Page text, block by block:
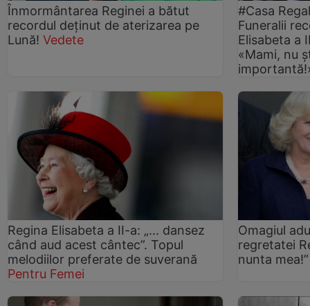
Înmormântarea Reginei a bătut
recordul deținut de aterizarea pe
Lună! Vedete
#Casa
Funeralii
Elisabeta a
«Mami, nu
Regina Elisabeta a II-a: „... dansez
când aud acest cântec”. Topul
melodiilor preferate de suverană
Pentru Femei
Omagiul
regretatei
nunta mea!”